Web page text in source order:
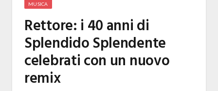
MUSICA
Rettore: i 40 anni di
Splendido Splendente
celebrati con un nuovo
remix